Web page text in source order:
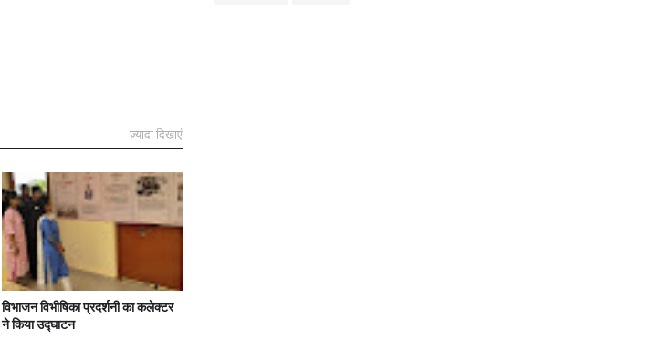
ज़्यादा दिखाएं
विभाजन विभीषिका प्रदर्शनी का कलेक्टर
ने किया उद्घाटन